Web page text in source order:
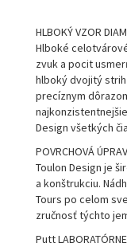
HLBOKÝ VZOR
Hlboké
zvuk a pocit
hlboký dvojitý
precíznym
Design všetkých
POVRCHOVÁ
Toulon Design je
a konštrukciu.
Tours po celom
zručnosť týchto
Putt